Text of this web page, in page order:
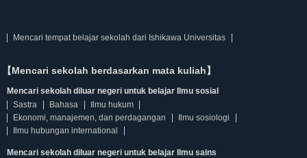
Mencari tempat belajar sekolah dari Ishikawa Universitas
【Mencari sekolah berdasarkan mata kuliah】
Mencari sekolah diluar negeri untuk belajar Ilmu sosial
Sastra
Bahasa
Ilmu hukum
Ekonomi, manajemen, dan perdagangan
Ilmu sosiologi
Ilmu hubungan international
Mencari sekolah diluar negeri untuk belajar Ilmu sains